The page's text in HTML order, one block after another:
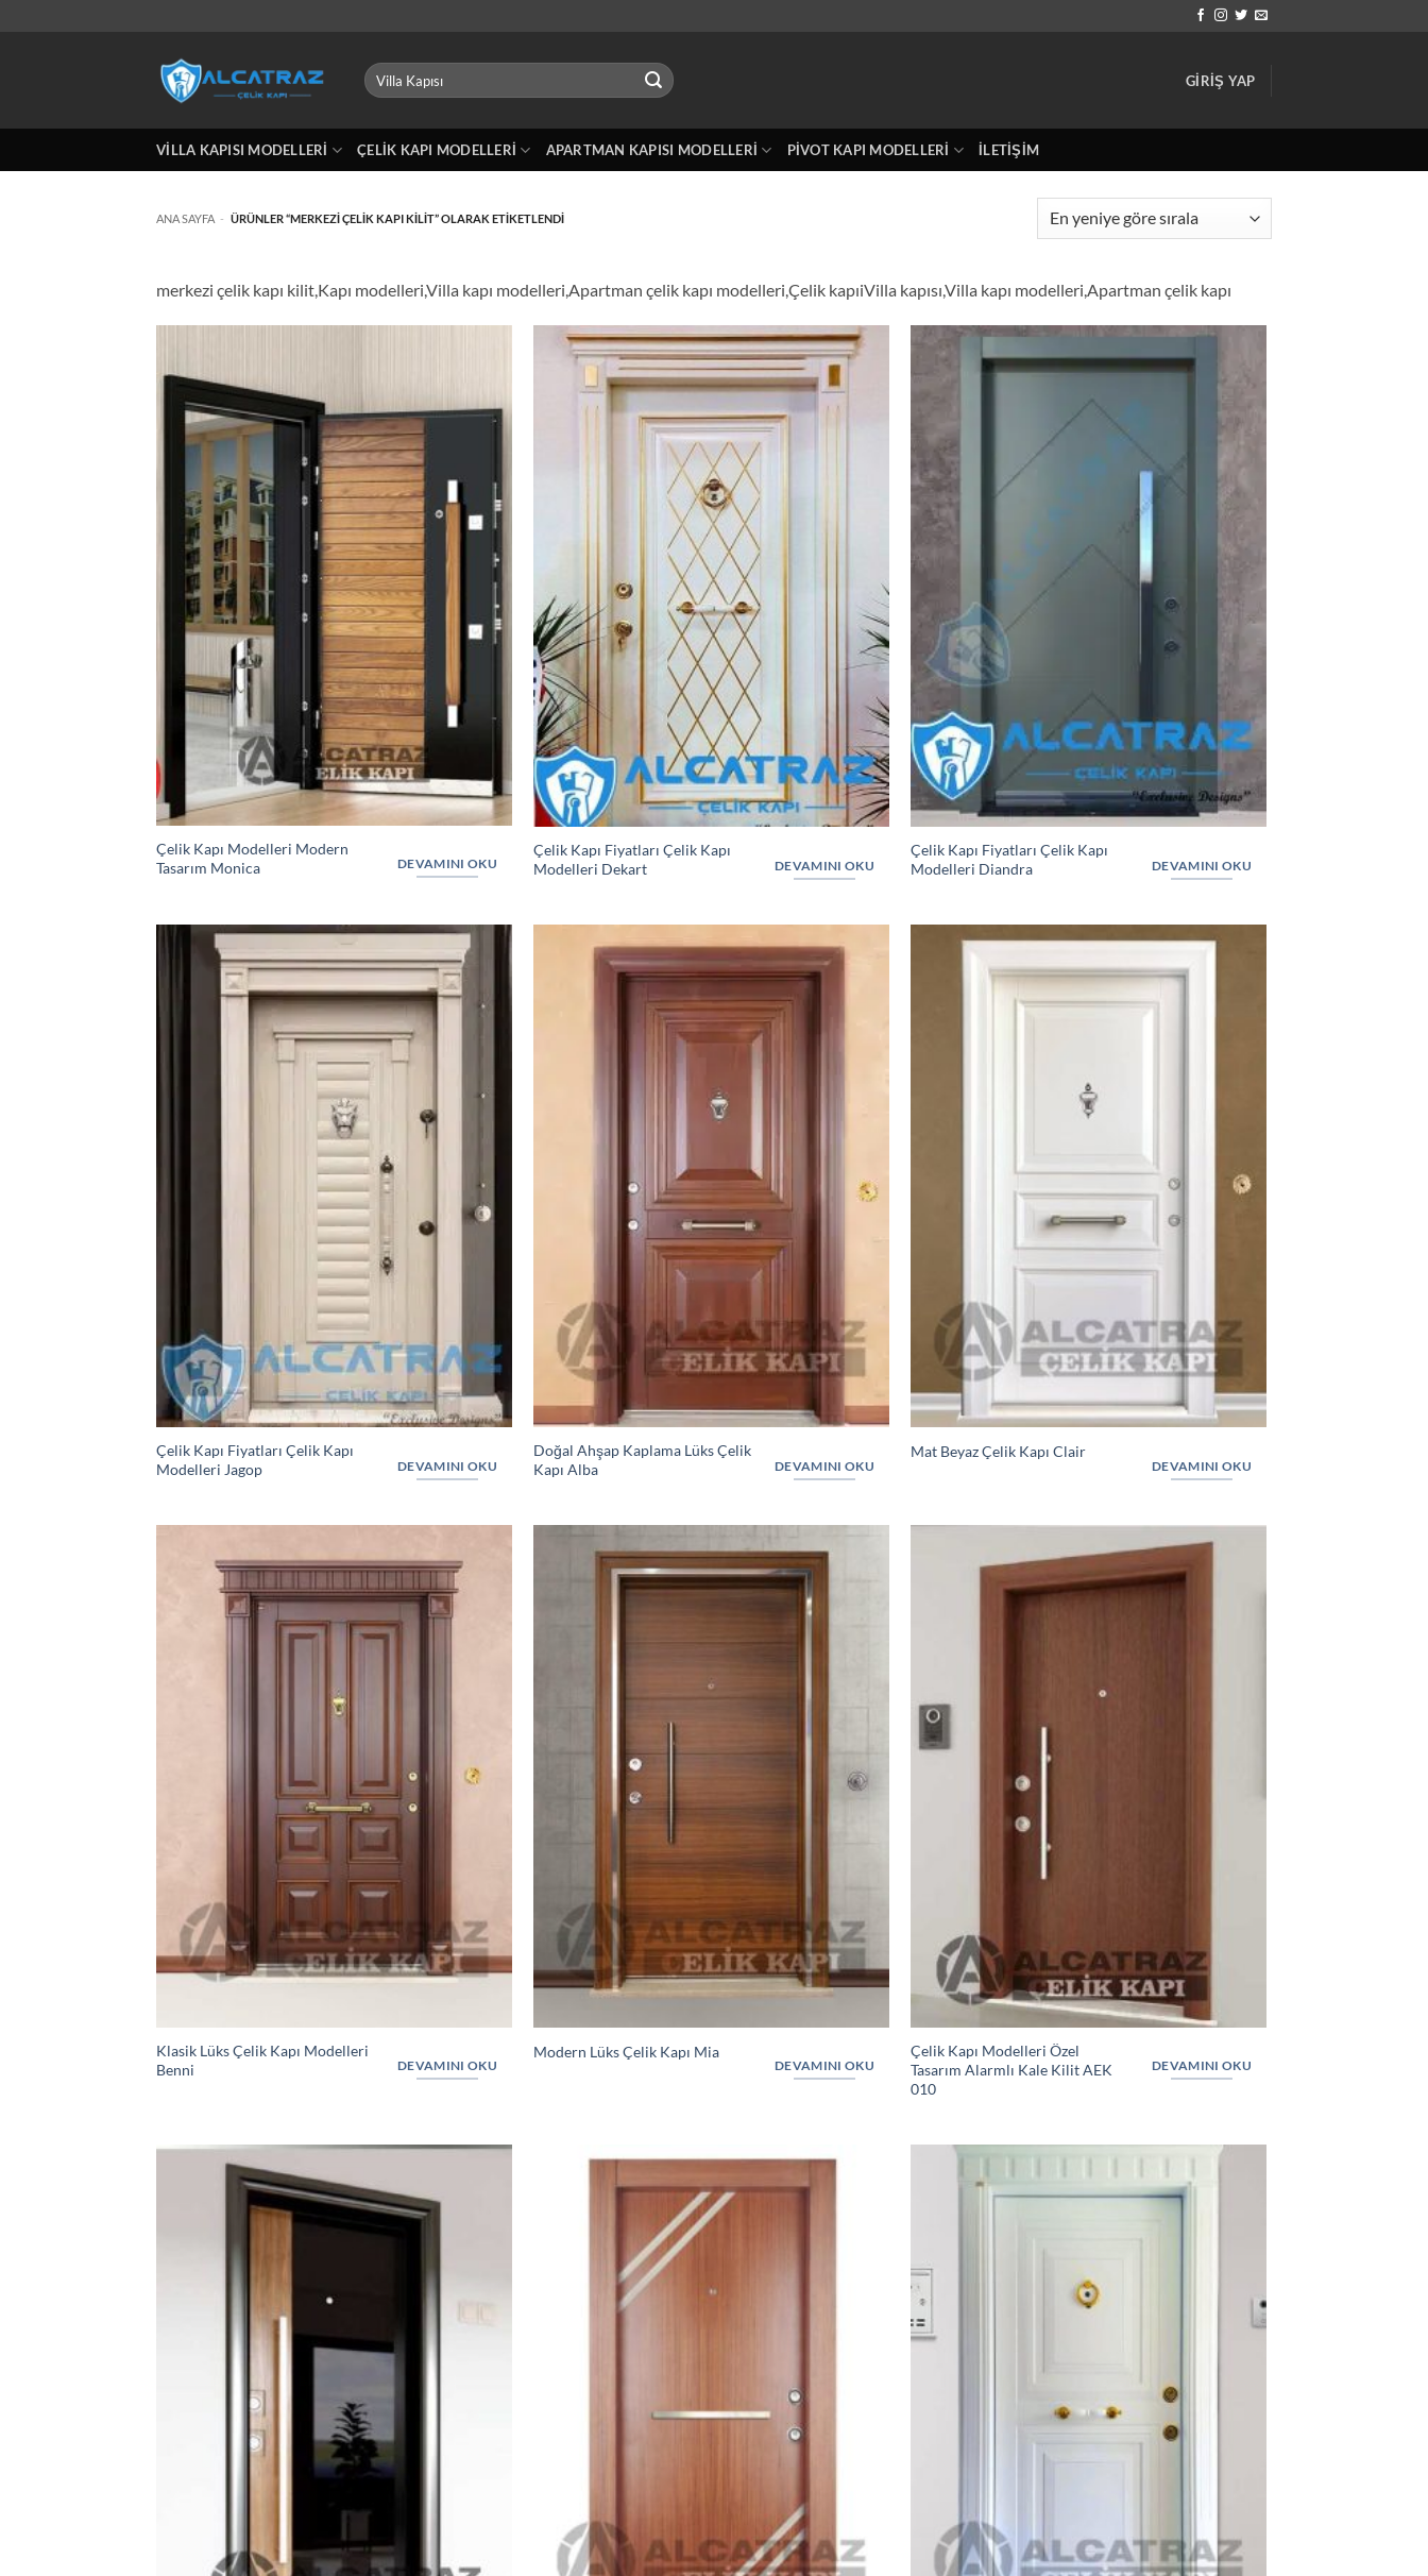
Ara:
GIRIŞ YAP
VILLA KAPISI MODELLERI ÇELIK KAPI MODELLERI APARTMAN KAPISI MODELLERI PIVOT KAPI MODELLERI İLETIŞIM
ANA SAYFA - ÜRÜNLER “MERKEZI ÇELIK KAPI KILIT” OLARAK ETIKETLENDI
merkezi çelik kapı kilit,Kapı modelleri,Villa kapı modelleri,Apartman çelik kapı modelleri,Çelik kapıiVilla kapısı,Villa kapı modelleri,Apartman çelik kapı
Çelik Kapı Modelleri Modern
Tasarım Monica
DEVAMINI OKU
Çelik Kapı Fiyatları Çelik Kapı
Modelleri Dekart
DEVAMINI OKU
Çelik Kapı Fiyatları Çelik Kapı
Modelleri Diandra
DEVAMINI OKU
Çelik Kapı Fiyatları Çelik Kapı
Modelleri Jagop
DEVAMINI OKU
Doğal Ahşap Kaplama Lüks Çelik
Kapı Alba
DEVAMINI OKU
Mat Beyaz Çelik Kapı Clair
DEVAMINI OKU
Klasik Lüks Çelik Kapı Modelleri
Benni
DEVAMINI OKU
Modern Lüks Çelik Kapı Mia
DEVAMINI OKU
Çelik Kapı Modelleri Özel
Tasarım Alarmlı Kale Kilit AEK
010
DEVAMINI OKU